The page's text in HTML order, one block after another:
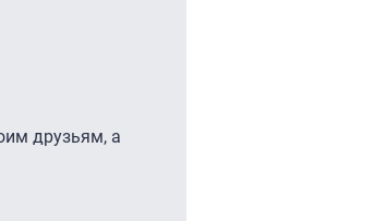
друзьям, а